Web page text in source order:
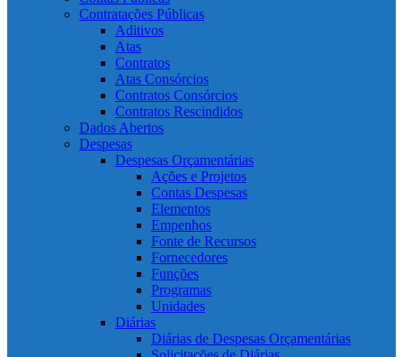
Contratações Públicas
Aditivos
Atas
Contratos
Atas Consórcios
Contratos Consórcios
Contratos Rescindidos
Dados Abertos
Despesas
Despesas Orçamentárias
Ações e Projetos
Contas Despesas
Elementos
Empenhos
Fonte de Recursos
Fornecedores
Funções
Programas
Unidades
Diárias
Diárias de Despesas Orçamentárias